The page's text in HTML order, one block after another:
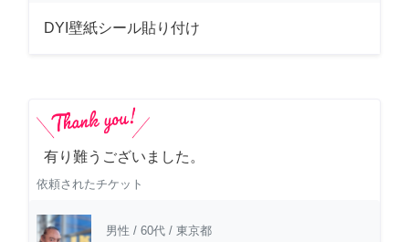
DYI壁紙シール貼り付け
有り難うございました。
依頼されたチケット
男性 / 60代 / 東京都